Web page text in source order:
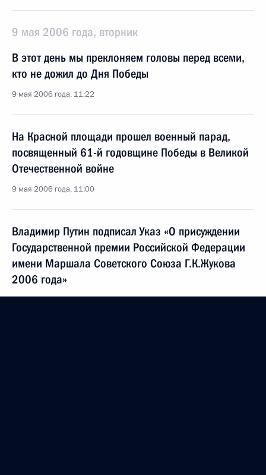
9 мая 2006 года, вторник
В этот день мы преклоняем головы перед всеми,
кто не дожил до Дня Победы
9 мая 2006 года, 11:22
На Красной площади прошел военный парад,
посвященный 61-й годовщине Победы в Великой
Отечественной войне
9 мая 2006 года, 11:00
Владимир Путин подписал Указ «О присуждении
Государственной премии Российской Федерации
имени Маршала Советского Союза Г.К.Жукова
2006 года»
9 мая 2006 года, 00:00